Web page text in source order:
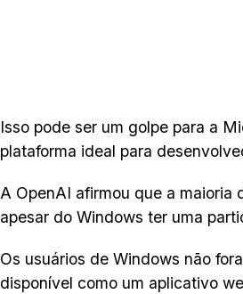
Isso pode ser um golpe para a
plataforma ideal para
A OpenAI afirmou que a maioria
apesar do Windows ter uma
Os usuários de Windows não
disponível como um aplicativo